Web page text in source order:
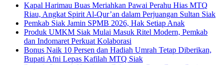
Kapal Harimau Buas Meriahkan Pawai Perahu Hias MTQ
Riau, Angkat Spirit Al-Qur’an dalam Perjuangan Sultan Siak
Pemkab Siak Jamin SPMB 2026, Hak Setiap Anak
Produk UMKM Siak Mulai Masuk Ritel Modern, Pemkab
dan Indomaret Perkuat Kolaborasi
Bonus Naik 10 Persen dan Hadiah Umrah Tetap Diberikan,
Bupati Afni Lepas Kafilah MTQ Siak